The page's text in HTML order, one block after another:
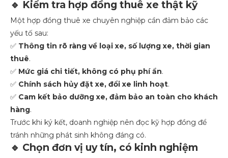
🔹 Kiểm tra hợp đồng thuê xe thật kỹ
Một hợp đồng thuê xe chuyên nghiệp cần đảm bảo các
yếu tố sau:
✅ Thông tin rõ ràng về loại xe, số lượng xe, thời gian
thuê.
✅ Mức giá chi tiết, không có phụ phí ẩn.
✅ Chính sách hủy đặt xe, đổi xe linh hoạt.
✅ Cam kết bảo dưỡng xe, đảm bảo an toàn cho khách
hàng.
Trước khi ký kết, doanh nghiệp nên đọc kỹ hợp đồng để
tránh những phát sinh không đáng có.
🔹 Chọn đơn vị uy tín, có kinh nghiệm